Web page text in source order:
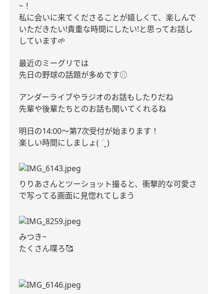
~！
私に会いに来てくださることが嬉しくて、楽しんで
いただきたい!貴重な時間にしたい!と思ってお話し
しています🌱
最近のミーグリでは
先日の野球の話題が多めです⚾︎
アンダーライブやラジオのお話もしたりだね
先輩や後輩たちとのお話も聞いてくれるね
明日の14:00〜第7次受付が始まります！
楽しい時間にしましょ( ¨̮ )
りりあさんとツーショット撮ると、衝撃的な可愛さ
で写ってる画面に見惚れてしまう
みつき~
たくさん喋ろ🥰